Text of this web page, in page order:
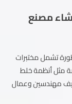
مصنع
تشمل مختبرات
مثل أنظمة خلط
مهندسين وعمال